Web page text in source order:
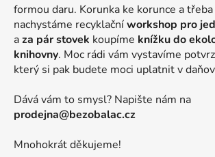
formou daru. Korunka ke korunce a třeba
nachystáme recyklačníworkshop pro
aza pár stovek koupíme knížku do
knihovny. Moc rádi vám vystavíme
který si pak budete moci uplatnit v
Dává vám to smysl? Napište nám na
prodejna@bezobalac.cz
Mnohokrát děkujeme!